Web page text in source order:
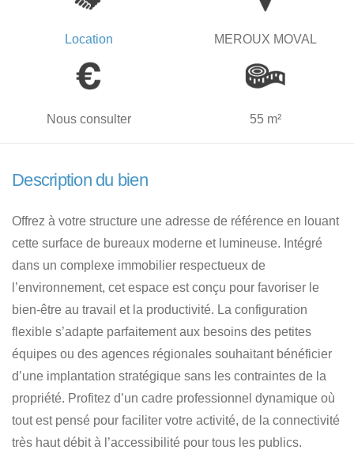
Location MEROUX MOVAL
Nous consulter 55 m²
Description du bien
Offrez à votre structure une adresse de référence en louant
cette surface de bureaux moderne et lumineuse. Intégré
dans un complexe immobilier respectueux de
l’environnement, cet espace est conçu pour favoriser le
bien-être au travail et la productivité. La configuration
flexible s’adapte parfaitement aux besoins des petites
équipes ou des agences régionales souhaitant bénéficier
d’une implantation stratégique sans les contraintes de la
propriété. Profitez d’un cadre professionnel dynamique où
tout est pensé pour faciliter votre activité, de la connectivité
très haut débit à l’accessibilité pour tous les publics.